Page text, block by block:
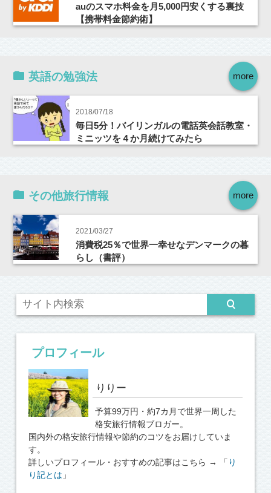
auのスマホ料金を月5,000円安くする裏技
【携帯料金節約術】
more
英語の勉強法
2018/07/18
毎日5分！バイリンガルの電話英会話教室・
ミニッツを４か月続けてみたら
more
その他旅行情報
2021/03/27
消費税25％で世界一幸せなデンマークの暮
らし（書評）
プロフィール
りりー
予算99万円・約7カ月で世界一周した
格安旅行情報ブロガー。
国内外の格安旅行情報や節約のコツをお届けしていま
す。
詳しいプロフィール・おすすめの記事はこちら → 「 り
り記とは 」